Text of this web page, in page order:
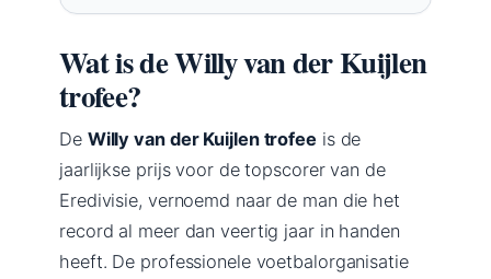
Wat is de Willy van der Kuijlen
trofee?
De Willy van der Kuijlen trofeeis de
jaarlijkse prijs voor de topscorer van de
Eredivisie, vernoemd naar de man die het
record al meer dan veertig jaar in handen
heeft. De professionele voetbalorganisatie